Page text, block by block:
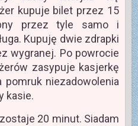
kupuje bilet przez 15
przez tyle samo i
Kupuję dwie zdrapki
wygranej. Po powrocie
zasypuje kasjerkę
pomruk niezadowolenia
kasie.
20 minut. Siadam